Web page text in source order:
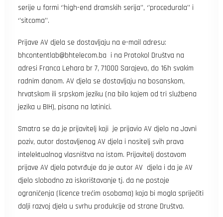
serije u formi ‘’high-end dramskih serija’’, ‘’procedurala’’ i
‘’sitcoma’’.
Prijave AV djela se dostavljaju na e-mail adresu:
bhcontentlab@bhtelecom.ba i na Protokol Društva na
adresi Franca Lehara br 7, 71000 Sarajevo, do 16h svakim
radnim danom. AV djela se dostavljaju na bosanskom,
hrvatskom ili srpskom jeziku (na bilo kojem od tri službena
jezika u BIH), pisana na latinici.
Smatra se da je prijavitelj koji je prijavio AV djelo na Javni
poziv, autor dostavljenog AV djela i nositelj svih prava
intelektualnog vlasništva na istom. Prijavitelj dostavom
prijave AV djela potvrđuje da je autor AV djela i da je AV
djelo slobodno za iskorištavanje tj. da ne postoje
ograničenja (licence trećim osobama) koja bi mogla spriječiti
dalji razvoj djela u svrhu produkcije od strane Društva.